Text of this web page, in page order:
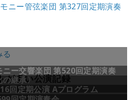
ニー管弦楽団 第327回定期演奏
る
が多い公演記録